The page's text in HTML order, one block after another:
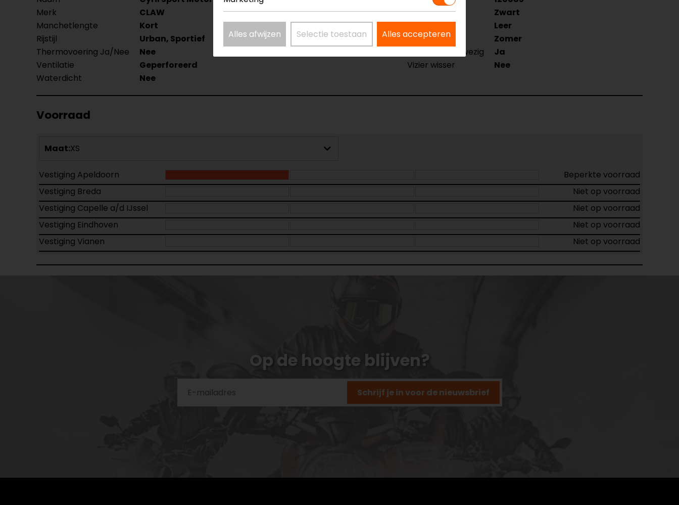
Merk
CLAW Kleur
Zwart
Manchetlengte
Kort Materiaal
Leer
Rijstijl
Urban, Sportief Seizoen
Zomer
Thermovoering Ja/Nee
Nee Touch tip aanwezig
Ja
Ventilatie
Geperforeerd Vizier wisser
Nee
Waterdicht
Nee
Voorraad
Maat:XS
Vestiging Apeldoorn
Beperkte voorraad
Vestiging Breda
Niet op voorraad
Vestiging Capelle a/d IJssel
Niet op voorraad
Vestiging Eindhoven
Niet op voorraad
Vestiging Vianen
Niet op voorraad
Op de hoogte blijven?
Schrijf je in voor de nieuwsbrief
Alles afwijzen Selectie toestaan Alles accepteren